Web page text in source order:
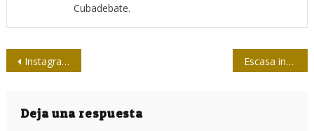
Cubadebate.
Navegación
entradas
Instagram introduce opciones de control sobre comentarios, etiquetas y menciones Escasa inmunidad de la población española frente al SARS-CoV-2, indica estudio de seroprevalencia
Deja una respuesta